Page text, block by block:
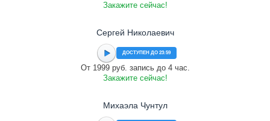
Закажите сейчас!
Сергей Николаевич
ДОСТУПЕН ДО 23:59
От 1999 руб. запись до 4 час.
Закажите сейчас!
Михаэла Чунтул